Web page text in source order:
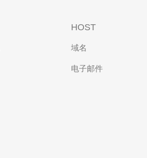
HOST
域名
电子邮件